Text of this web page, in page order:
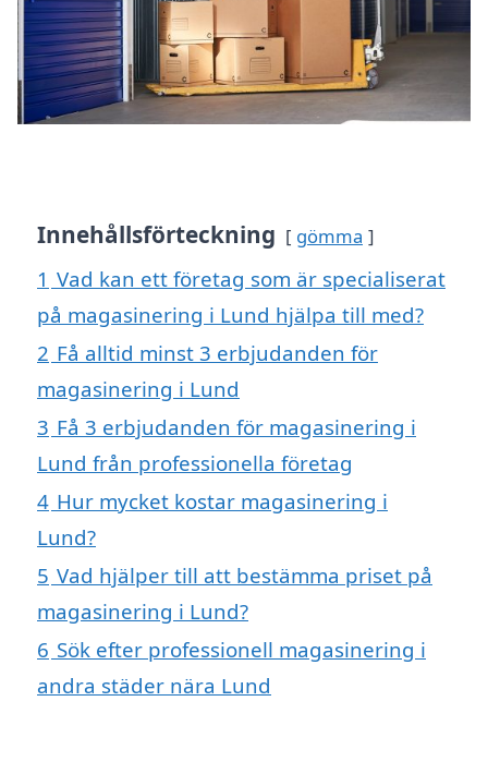
Innehållsförteckning gömma
1 Vad kan ett företag som är specialiserat
på magasinering i Lund hjälpa till med?
2 Få alltid minst 3 erbjudanden för
magasinering i Lund
3 Få 3 erbjudanden för magasinering i
Lund från professionella företag
4 Hur mycket kostar magasinering i
Lund?
5 Vad hjälper till att bestämma priset på
magasinering i Lund?
6 Sök efter professionell magasinering i
andra städer nära Lund